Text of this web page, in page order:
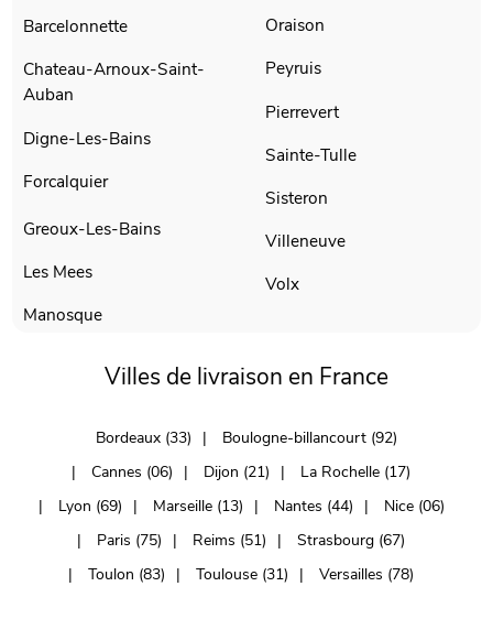
Barcelonnette
Chateau-Arnoux-Saint-
Auban
Digne-Les-Bains
Forcalquier
Greoux-Les-Bains
Les Mees
Manosque
Oraison
Peyruis
Pierrevert
Sainte-Tulle
Sisteron
Villeneuve
Volx
Villes de livraison en France
Bordeaux (33)
Boulogne-billancourt (92)
Cannes (06)
Dijon (21)
La Rochelle (17)
Lyon (69)
Marseille (13) Nantes (44)
Nice (06)
Paris (75)
Reims (51)
Strasbourg (67)
Toulon (83)
Toulouse (31) Versailles (78)